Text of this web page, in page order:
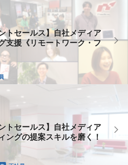
トセールス】自社メディア
支援《リモートワーク・フ
トセールス】自社メディア
ングの提案スキルを磨く！